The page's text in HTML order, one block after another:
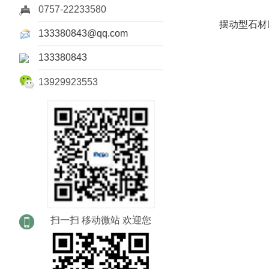
0757-22233580
133380843@qq.com
133380843
13929923553
扫一扫 移动微站 欢迎您
摆动型石